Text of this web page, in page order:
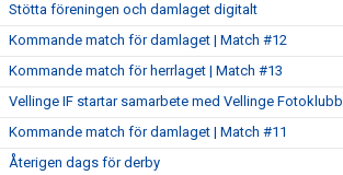
Stötta föreningen och damlaget digitalt
Kommande match för damlaget | Match #12
Kommande match för herrlaget | Match #13
Vellinge IF startar samarbete med Vellinge Fotoklubb
Kommande match för damlaget | Match #11
Återigen dags för derby